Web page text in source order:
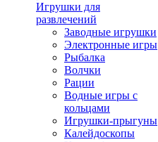
Игрушки для
развлечений
Заводные игрушки
Электронные игры
Рыбалка
Волчки
Рации
Водные игры с
кольцами
Игрушки-прыгуны
Калейдоскопы